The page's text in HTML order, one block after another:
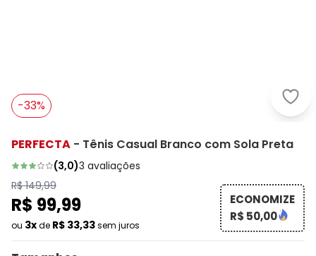
-33%
PERFECTA - Tênis Casual Branco com Sola Preta
(3,0)3 avaliações
R$ 149,99
R$ 99,99
ou 3xde R$ 33,33sem juros
ECONOMIZE
R$ 50,00